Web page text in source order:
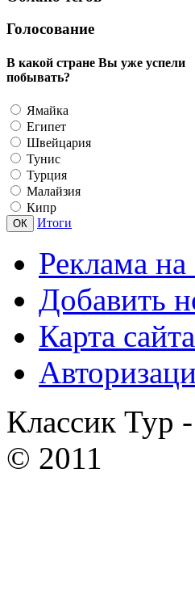
Голосование
В какой стране Вы уже успели
побывать?
Ямайка
Египет
Швейцария
Тунис
Турция
Малайзия
Кипр
Итоги
Реклама на
Добавить
Карта сайта
Классик Тур
© 2011